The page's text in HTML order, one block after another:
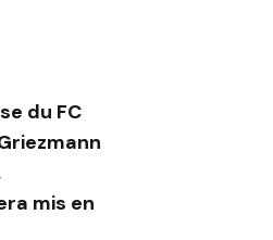
du FC
mis en